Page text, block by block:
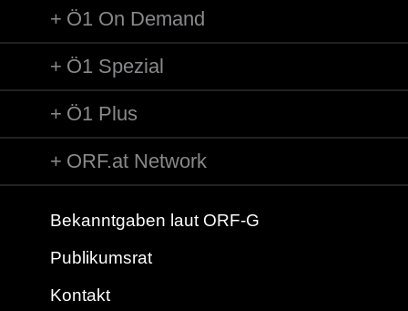
Ö1 On Demand
Ö1 Spezial
Ö1 Plus
ORF.at Network
Bekanntgaben laut ORF-G
Publikumsrat
Kontakt